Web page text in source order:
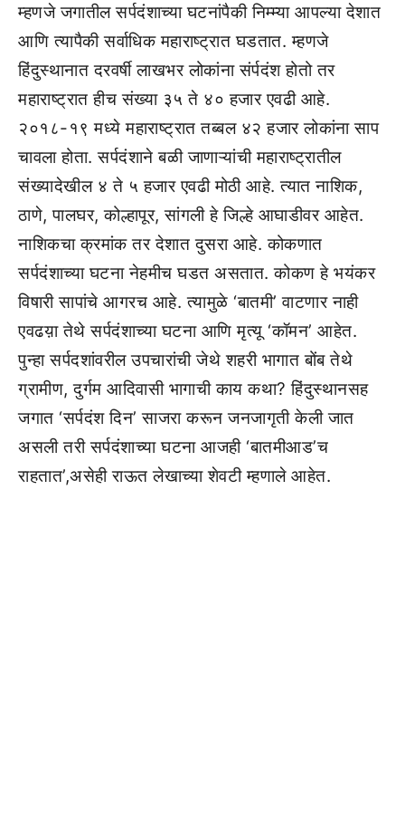
म्हणजे जगातील सर्पदंशाच्या घटनांपैकी निम्म्या आपल्या देशात
आणि त्यापैकी सर्वाधिक महाराष्ट्रात घडतात. म्हणजे
हिंदुस्थानात दरवर्षी लाखभर लोकांना संर्पदंश होतो तर
महाराष्ट्रात हीच संख्या ३५ ते ४० हजार एवढी आहे.
२०१८-१९ मध्ये महाराष्ट्रात तब्बल ४२ हजार लोकांना साप
चावला होता. सर्पदंशाने बळी जाणाऱ्यांची महाराष्ट्रातील
संख्यादेखील ४ ते ५ हजार एवढी मोठी आहे. त्यात नाशिक,
ठाणे, पालघर, कोल्हापूर, सांगली हे जिल्हे आघाडीवर आहेत.
नाशिकचा क्रमांक तर देशात दुसरा आहे. कोकणात
सर्पदंशाच्या घटना नेहमीच घडत असतात. कोकण हे भयंकर
विषारी सापांचे आगरच आहे. त्यामुळे ‘बातमी’ वाटणार नाही
एवढय़ा तेथे सर्पदंशाच्या घटना आणि मृत्यू ‘कॉमन’ आहेत.
पुन्हा सर्पदशांवरील उपचारांची जेथे शहरी भागात बोंब तेथे
ग्रामीण, दुर्गम आदिवासी भागाची काय कथा? हिंदुस्थानसह
जगात ‘सर्पदंश दिन’ साजरा करून जनजागृती केली जात
असली तरी सर्पदंशाच्या घटना आजही ‘बातमीआड’च
राहतात’,असेही राऊत लेखाच्या शेवटी म्हणाले आहेत.